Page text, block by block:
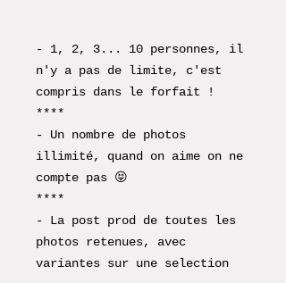
- 1, 2, 3... 10 personnes, il
n'y a pas de limite, c'est
compris dans le forfait !
****
- Un nombre de photos
illimité, quand on aime on ne
compte pas 😝
****
- La post prod de toutes les
photos retenues, avec
variantes sur une selection